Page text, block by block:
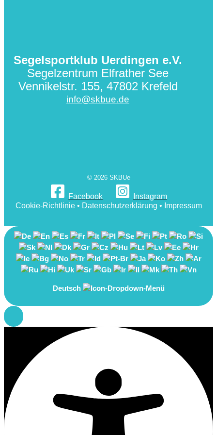
Segelsportklub Uerdingen e.V.
Segelzentrum Elfrather See
Vennikelstr. 155, 47802 Krefeld
info@skbue.de
© 2026 SKBUe
Facebook
Instagram
Cookie-Richtlinie• Datenschutzerklärung • Impressum
Deutsch